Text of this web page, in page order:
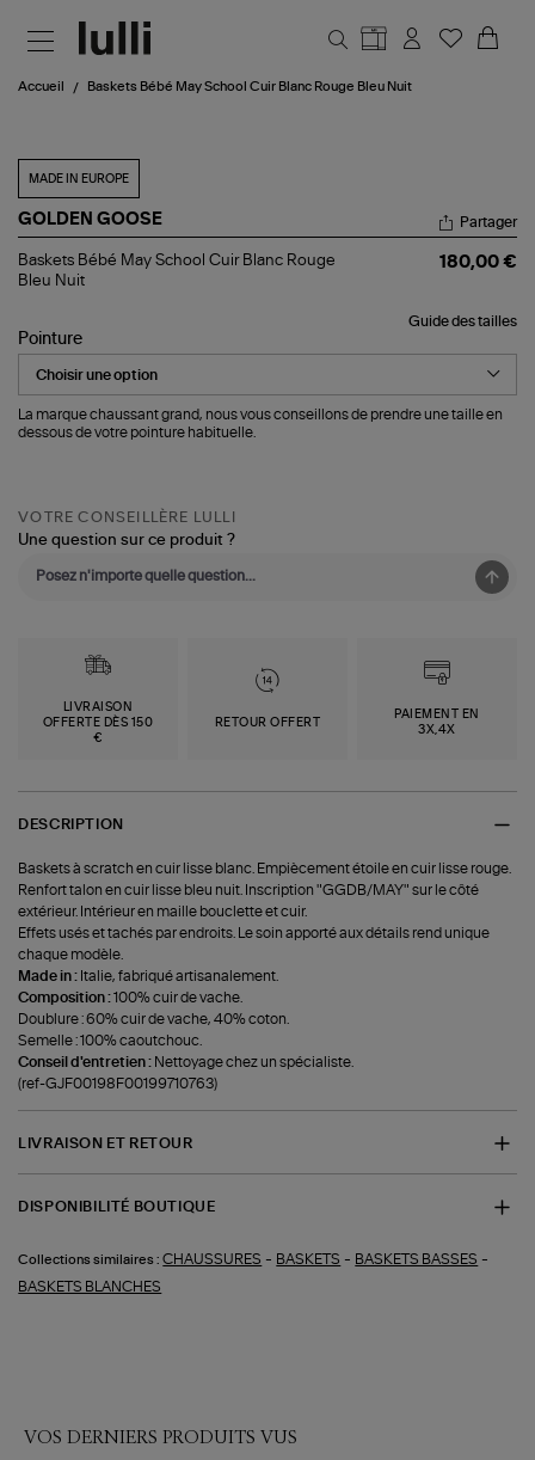
Accueil Baskets Bébé May School Cuir Blanc Rouge Bleu Nuit
MADE IN EUROPE
GOLDEN GOOSE
Baskets
Bébé
Cuir
Blanc
Rouge
Nuit
Partager
Baskets Bébé May School Cuir Blanc Rouge
Bleu Nuit
180,00 €
Guide des tailles
Pointure
La marque chaussant grand, nous vous conseillons de prendre une taille en
dessous de votre pointure habituelle.
VOTRE CONSEILLÈRE LULLI
Une question sur ce produit ?
LIVRAISON
OFFERTE DÈS 150
€
RETOUR OFFERT
PAIEMENT EN
3X,4X
DESCRIPTION
Baskets à scratch en cuir lisse blanc. Empiècement étoile en cuir lisse rouge.
Renfort talon en cuir lisse bleu nuit. Inscription "GGDB/MAY" sur le côté
extérieur. Intérieur en maille bouclette et cuir.
Effets usés et tachés par endroits. Le soin apporté aux détails rend unique
chaque modèle.
Made in : Italie, fabriqué artisanalement.
Composition :100% cuir de vache.
Doublure : 60% cuir de vache, 40% coton.
Semelle : 100% caoutchouc.
Conseil d'entretien : Nettoyage chez un spécialiste.
(ref-GJF00198F00199710763)
LIVRAISON ET RETOUR
DISPONIBILITÉ BOUTIQUE
Collections similaires : CHAUSSURES - BASKETS - BASKETS BASSES -
BASKETS BLANCHES
VOS DERNIERS PRODUITS VUS